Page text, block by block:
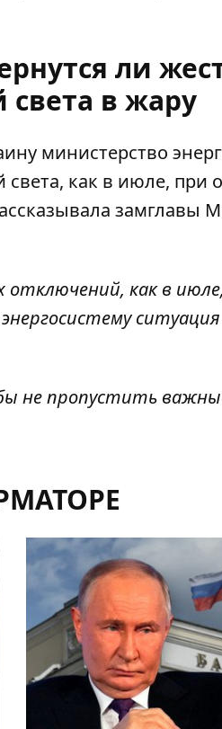
ли
в жару
министерство
света, как в июле, при
замглавы
отключений, как в июле
не пропустить